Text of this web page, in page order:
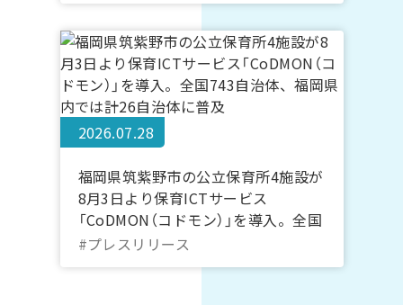
2026.07.28
福岡県筑紫野市の公立保育所4施設が
8月3日より保育ICTサービス
「CoDMON（コドモン）」を導入。全国
743自治体、福岡県内では計26自治
#プレスリリース